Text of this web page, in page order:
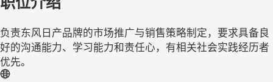
负责东风日产品牌的市场推广与销售策略制定，要求具备良
好的沟通能力、学习能力和责任心，有相关社会实践经历者
优先。